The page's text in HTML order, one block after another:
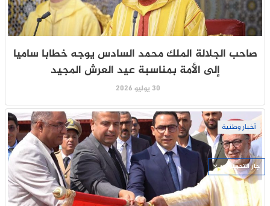
صاحب الجلالة الملك محمد السادس يوجه خطابا ساميا
إلى الأمة بمناسبة عيد العرش المجيد
30 يوليو 2026
أخبار وطنية
جار التحميل ...